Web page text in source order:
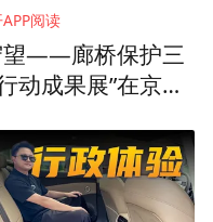
阅读
望——廊桥保护三
动成果展”在京开